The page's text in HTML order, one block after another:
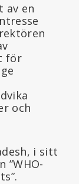
av en
för
och
i sitt
”WHO-